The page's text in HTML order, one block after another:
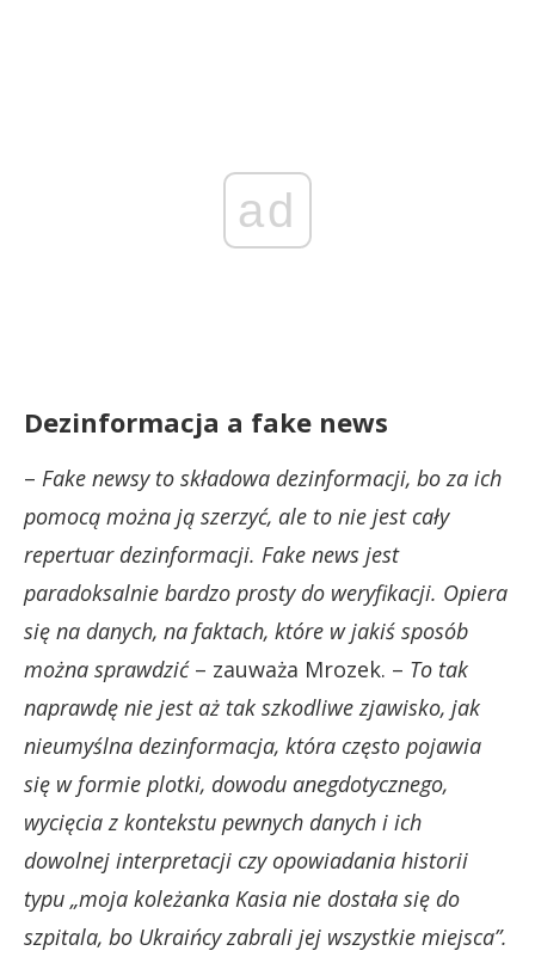
ad
Dezinformacja a fake news
– Fake newsy to składowa dezinformacji, bo za ich
pomocą można ją szerzyć, ale to nie jest cały
repertuar dezinformacji. Fake news jest
paradoksalnie bardzo prosty do weryfikacji. Opiera
się na danych, na faktach, które w jakiś sposób
można sprawdzić – zauważa Mrozek. – To tak
naprawdę nie jest aż tak szkodliwe zjawisko, jak
nieumyślna dezinformacja, która często pojawia
się w formie plotki, dowodu anegdotycznego,
wycięcia z kontekstu pewnych danych i ich
dowolnej interpretacji czy opowiadania historii
typu „moja koleżanka Kasia nie dostała się do
szpitala, bo Ukraińcy zabrali jej wszystkie miejsca”.